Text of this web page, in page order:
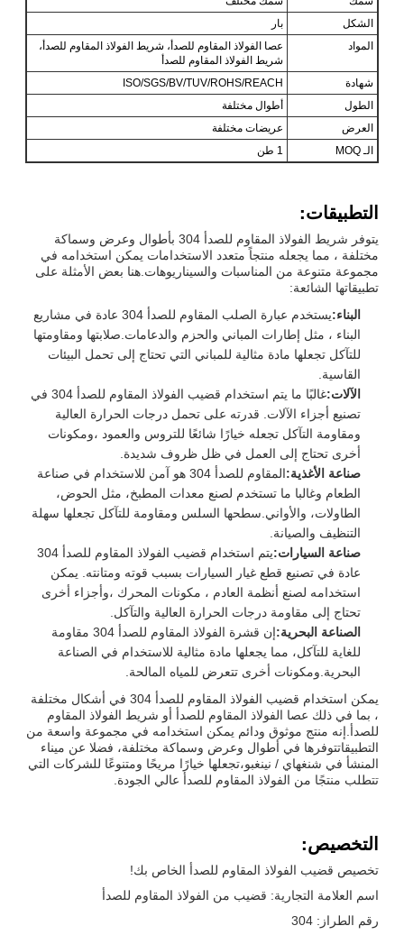
الشكل
بار
المواد
عصا الفولاذ المقاوم للصدأ، شريط الفولاذ المقاوم للصدأ،
شريط الفولاذ المقاوم للصدأ
شهادة
ISO/SGS/BV/TUV/ROHS/REACH
الطول
أطوال مختلفة
العرض
عريضات مختلفة
الـ MOQ
1 طن
التطبيقات:
يتوفر شريط الفولاذ المقاوم للصدأ 304 بأطوال وعرض وسماكة
مختلفة ، مما يجعله منتجاً متعدد الاستخدامات يمكن استخدامه في
مجموعة متنوعة من المناسبات والسيناريوهات.هنا بعض الأمثلة على
تطبيقاتها الشائعة:
البناء:
يستخدم عبارة الصلب المقاوم للصدأ 304 عادة في مشاريع
البناء ، مثل إطارات المباني والحزم والدعامات.صلابتها ومقاومتها
للتآكل تجعلها مادة مثالية للمباني التي تحتاج إلى تحمل البيئات
القاسية.
الآلات:
غالبًا ما يتم استخدام قضيب الفولاذ المقاوم للصدأ 304 في
تصنيع أجزاء الآلات. قدرته على تحمل درجات الحرارة العالية
ومقاومة التآكل تجعله خيارًا شائعًا للتروس والعمود ،ومكونات
أخرى تحتاج إلى العمل في ظل ظروف شديدة.
صناعة الأغذية:
المقاوم للصدأ 304 هو آمن للاستخدام في صناعة
الطعام وغالبا ما تستخدم لصنع معدات المطبخ، مثل الحوض،
الطاولات، والأواني.سطحها السلس ومقاومة للتآكل تجعلها سهلة
التنظيف والصيانة.
صناعة السيارات:
يتم استخدام قضيب الفولاذ المقاوم للصدأ 304
عادة في تصنيع قطع غيار السيارات بسبب قوته ومتانته. يمكن
استخدامه لصنع أنظمة العادم ، مكونات المحرك ،وأجزاء أخرى
تحتاج إلى مقاومة درجات الحرارة العالية والتآكل.
الصناعة البحرية:
إن قشرة الفولاذ المقاوم للصدأ 304 مقاومة
للغاية للتآكل، مما يجعلها مادة مثالية للاستخدام في الصناعة
البحرية.ومكونات أخرى تتعرض للمياه المالحة.
يمكن استخدام قضيب الفولاذ المقاوم للصدأ 304 في أشكال مختلفة
، بما في ذلك عصا الفولاذ المقاوم للصدأ أو شريط الفولاذ المقاوم
للصدأ.إنه منتج موثوق ودائم يمكن استخدامه في مجموعة واسعة من
التطبيقاتتوفرها في أطوال وعرض وسماكة مختلفة، فضلا عن ميناء
المنشأ في شنغهاي / نينغبو،تجعلها خيارًا مريحًا ومتنوعًا للشركات التي
تتطلب منتجًا من الفولاذ المقاوم للصدأ عالي الجودة.
التخصيص:
تخصيص قضيب الفولاذ المقاوم للصدأ الخاص بك!
اسم العلامة التجارية: قضيب من الفولاذ المقاوم للصدأ
رقم الطراز: 304